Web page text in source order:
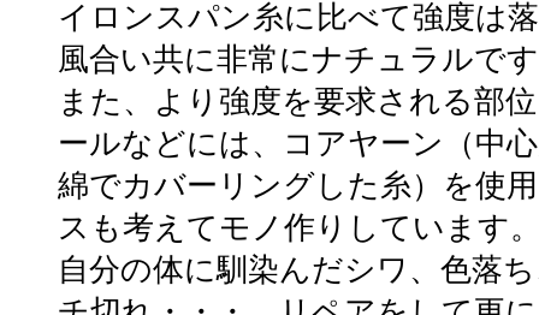
イロンスパン糸に比べて強度は
風合い共に非常にナチュラルで
また、より強度を要求される部
ールなどには、コアヤーン（中
綿でカバーリングした糸）を使
スも考えてモノ作りしています
自分の体に馴染んだシワ、色落